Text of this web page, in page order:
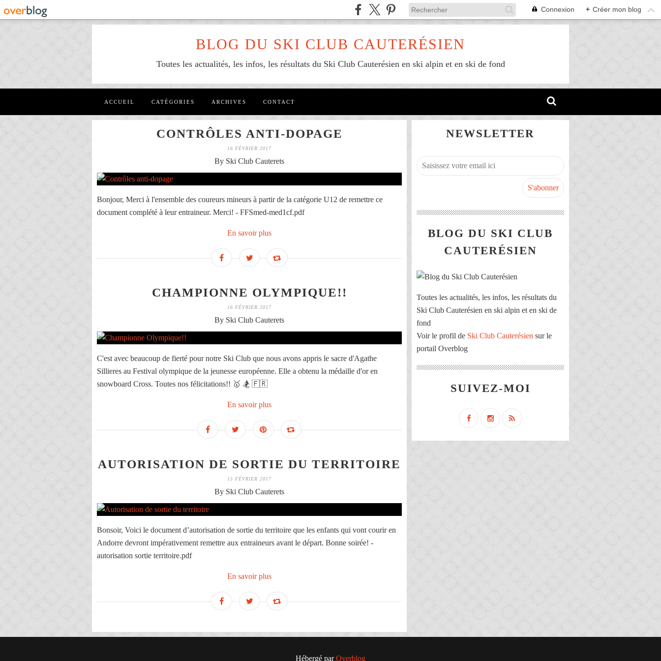
Connexion + Créer mon blog
BLOG DU SKI CLUB CAUTERÉSIEN
Toutes les actualités, les infos, les résultats du Ski Club Cauterésien en ski alpin et en ski de fond
ACCUEIL CATÉGORIES ARCHIVES CONTACT
CONTRÔLES ANTI-DOPAGE
16 FÉVRIER 2017
By Ski Club Cauterets
Bonjour, Merci à l'ensemble des coureurs mineurs à partir de la catégorie U12 de remettre ce
document complété à leur entraineur. Merci! - FFSmed-med1cf.pdf
En savoir plus
CHAMPIONNE OLYMPIQUE!!
16 FÉVRIER 2017
By Ski Club Cauterets
C'est avec beaucoup de fierté pour notre Ski Club que nous avons appris le sacre d'Agathe
Sillieres au Festival olympique de la jeunesse européenne. Elle a obtenu la médaille d'or en
snowboard Cross. Toutes nos félicitations!! 🥇 🏂 🇫🇷
En savoir plus
AUTORISATION DE SORTIE DU TERRITOIRE
15 FÉVRIER 2017
By Ski Club Cauterets
Bonsoir, Voici le document d’autorisation de sortie du territoire que les enfants qui vont courir en
Andorre devront impérativement remettre aux entraineurs avant le départ. Bonne soirée! -
autorisation sortie territoire.pdf
En savoir plus
NEWSLETTER
BLOG DU SKI CLUB
CAUTERÉSIEN
Toutes les actualités, les infos, les résultats du
Ski Club Cauterésien en ski alpin et en ski de
fond
Voir le profil de Ski Club Cauterésien sur le
portail Overblog
SUIVEZ-MOI
Hébergé parOverblog